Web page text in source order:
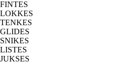
FINTES
LOKKES
TENKES
GLIDES
SNIKES
LISTES
JUKSES